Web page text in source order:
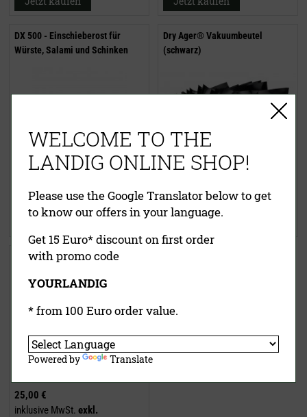
DX 500 - Einschieberost für
Würste, Salami und Schinken
49,00 €
inklusive MwSt.
exkl.
Versandkosten
Dry Ager® Vakuumbeutel
(schwarz)
34,80 €
inklusive MwSt.
Versandkosten
Jetzt kaufen
DRY AGER® - Etiketten
25,00 €
inklusive MwSt. exkl.
WELCOME TO THE
LANDIG ONLINE SHOP!
Please use the Google Translator below to get
to know our offers in your language.
Get 15 Euro* discount on first order
with promo code
YOURLANDIG
* from 100 Euro order value.
Powered by Translate